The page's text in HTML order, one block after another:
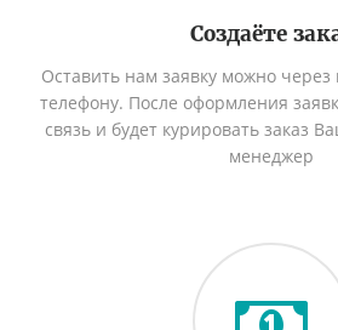
Создаёте
Оставить нам заявку можно
телефону. После оформления
связь и будет курировать заказ
менеджер